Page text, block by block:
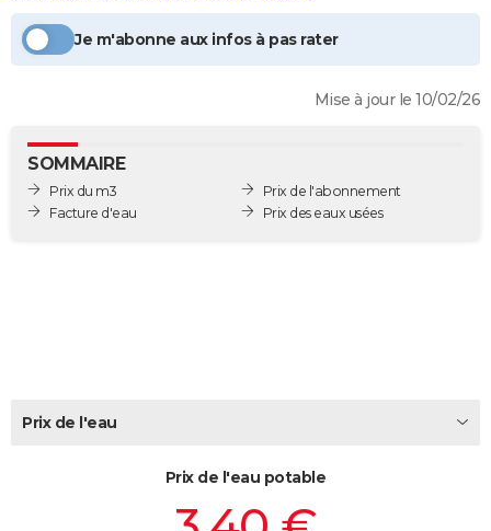
Mobiles
Meilleur smartphone
Internet
Ordinateurs
Jeux vidéo
Guide high-tech
+BRICOLAGE
Forum
Aménagement intérieur
Extérieur
Cuisine
Salle de bains
Jardinage
Rangement
+WEEK-END
Art de vivre
Bien-être
Loisirs
Mode
Modes de vie
SANTE
Alimentation
Guide de la santé
Maladies
Médicaments
Sommeil
VOYAGE
Carte de Noël
Carte Bonne année
Carte Saint-Valentin
Carte Pâques
Carte d'anniversaire
DICTIONNAIRE
Je m'abonne aux infos à pas rater
Mise à jour le 10/02/26
SOMMAIRE
Prix du m3
Facture d'eau
Prix de l'abonnement
Prix des eaux usées
Prix de l'eau
Prix de l'eau potable